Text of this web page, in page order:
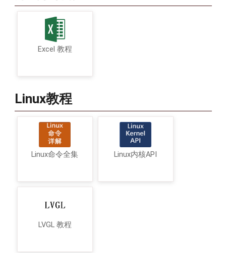
Excel 教程
Linux教程
Linux命令全集 Linux内核API
LVGL 教程